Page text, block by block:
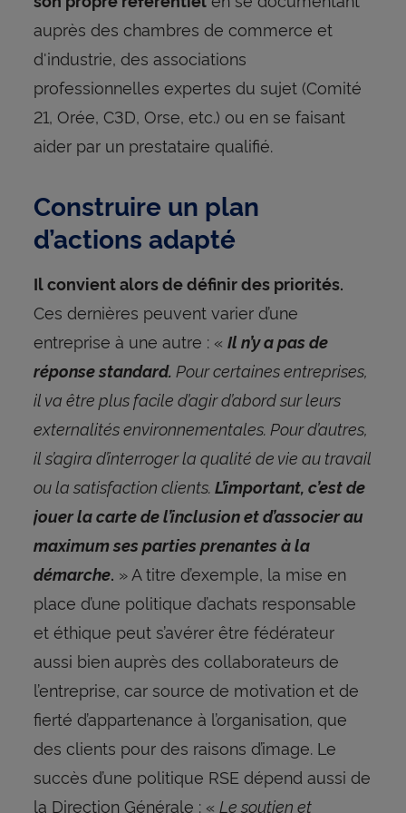
auprès des chambres de commerce et
d'industrie, des associations
professionnelles expertes du sujet (Comité
21, Orée, C3D, Orse, etc.) ou en se faisant
aider par un prestataire qualifié.
Construire un plan
d’actions adapté
Il convient alors de définir des priorités.
Ces dernières peuvent varier d’une
entreprise à une autre : « Il n’y a pas de
réponse standard. Pour certaines entreprises,
il va être plus facile d’agir d’abord sur leurs
externalités environnementales. Pour d’autres,
il s’agira d’interroger la qualité de vie au travail
ou la satisfaction clients. L’important, c’est de
jouer la carte de l’inclusion et d’associer au
maximum ses parties prenantes à la
démarche. » A titre d’exemple, la mise en
place d’une politique d’achats responsable
et éthique peut s’avérer être fédérateur
aussi bien auprès des collaborateurs de
l’entreprise, car source de motivation et de
fierté d’appartenance à l’organisation, que
des clients pour des raisons d’image. Le
succès d’une politique RSE dépend aussi de
la Direction Générale : « Le soutien et